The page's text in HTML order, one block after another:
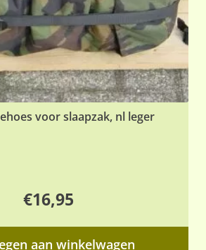
de
voor slaapzak, nl leger
€16,95
aan winkelwagen